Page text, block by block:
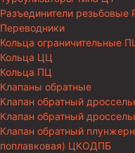
Разъединители резьбовые
Переводники
Кольца ограничительные
Кольца ЦЦ
Кольца ПЦ
Клапаны обратные
Клапан обратный
Клапан обратный
Клапан обратный
поплавковая) ЦКОДПБ